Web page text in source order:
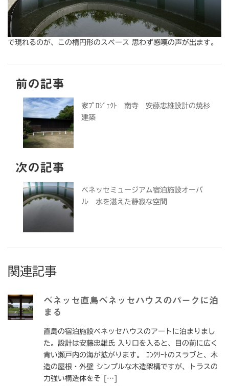
で現れるのが、この楕円形のスペース 思わず感嘆の声が出ます。
前の記事
家ﾌﾟﾛｼﾞｪｸﾄ 南寺 安藤忠雄設計の焼杉
建築
次の記事
ベネッセミュージアム宿泊施設オーバ
ル 水を湛えた静寂な空間
関連記事
ベネッセ直島ベネッセハウスのパークに泊
まる
直島の宿泊施設ベネッセハウスのアートに泊まりまし
た。設計は安藤忠雄氏 入り口を入ると、目の前に広く
青い瀬戸内の海が拡がります。 ｺﾝｸﾘｰﾄのスラブと、木
造の屋根・外壁 シンプルな木造架構ですが、トラスの
力強い構造体をそ […]